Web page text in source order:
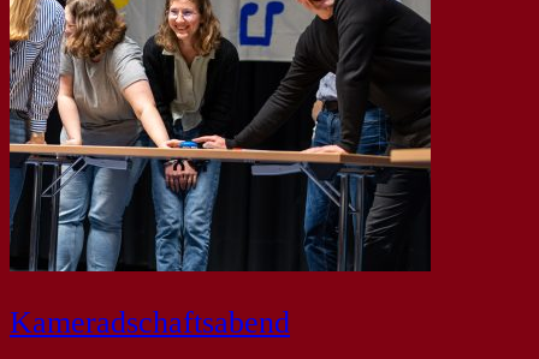
Kameradschaftsabend